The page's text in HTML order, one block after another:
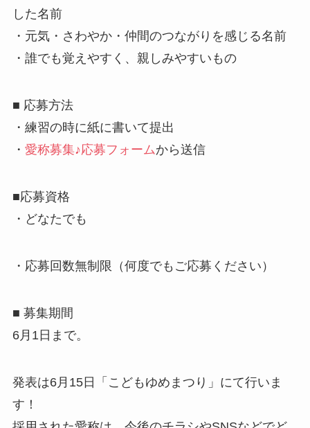
した名前
・元気・さわやか・仲間のつながりを感じる名前
・誰でも覚えやすく、親しみやすいもの
■ 応募方法
・練習の時に紙に書いて提出
・ 愛称募集♪応募フォームから送信
■応募資格
・どなたでも
・応募回数無制限（何度でもご応募ください）
■ 募集期間
6月1日まで。
発表は6月15日「こどもゆめまつり」にて行いま
す！